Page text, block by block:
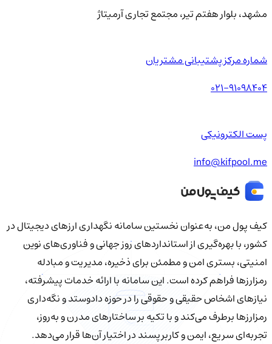
مشهد، بلوار هفتم تیر، مجتمع تجاری آرمیتاژ
شماره مرکز پشتیبانی مشتریان
021-91098404
پست الکترونیکی
info@kifpool.me
کیف‌ پول من، به‌عنوان نخستین سامانه نگهداری ارزهای دیجیتال در
کشور، با بهره‌گیری از استانداردهای روز جهانی و فناوری‌های نوین
امنیتی، بستری امن و مطمئن برای ذخیره، مدیریت و مبادله
رمزارزها فراهم کرده است. این سامانه با ارائه خدمات پیشرفته،
نیازهای اشخاص حقیقی و حقوقی را در حوزه دادوستد و نگه‌داری
رمزارزها برطرف می‌کند و با تکیه بر ساختارهای مدرن و به‌روز،
تجربه‌ای سریع، ایمن و کاربرپسند در اختیار آن‌ها قرار می‌دهد.